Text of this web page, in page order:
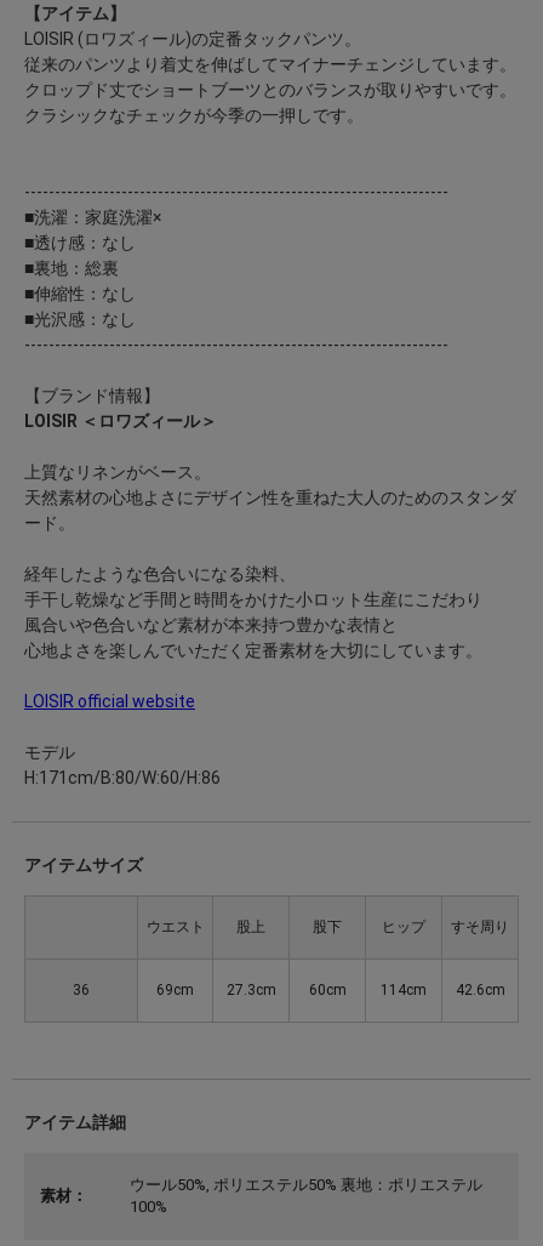
【アイテム】
LOISIR (ロワズィール)の定番タックパンツ。
従来のパンツより着丈を伸ばしてマイナーチェンジしています。
クロップド丈でショートブーツとのバランスが取りやすいです。
クラシックなチェックが今季の一押しです。
----------------------------------------------------------------------
■洗濯：家庭洗濯×
■透け感：なし
■裏地：総裏
■伸縮性：なし
■光沢感：なし
----------------------------------------------------------------------
【ブランド情報】
LOISIR ＜ロワズィール＞
上質なリネンがベース。
天然素材の心地よさにデザイン性を重ねた大人のためのスタンダ
ード。
経年したような色合いになる染料、
手干し乾燥など手間と時間をかけた小ロット生産にこだわり
風合いや色合いなど素材が本来持つ豊かな表情と
心地よさを楽しんでいただく定番素材を大切にしています。
LOISIR official website
モデル
H:171cm/B:80/W:60/H:86
アイテムサイズ
ウエスト 股上 股下 ヒップ すそ周り
36 69cm 27.3cm 60cm 114cm 42.6cm
アイテム詳細
素材：
ウール50%, ポリエステル50% 裏地：ポリエステル
100%